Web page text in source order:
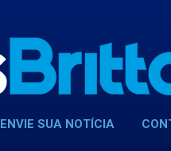
ENVIE SUA NOTÍCIA